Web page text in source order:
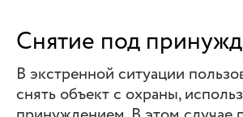
Снятие под
В экстренной ситуации
снять объект с охраны,